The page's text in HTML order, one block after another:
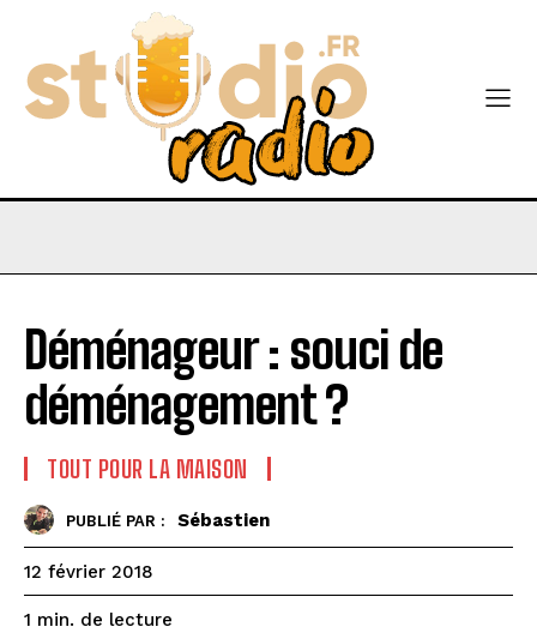
Déménageur : souci de
déménagement ?
TOUT POUR LA MAISON
PUBLIÉ PAR : Sébastien
12 février 2018
1 min. de lecture